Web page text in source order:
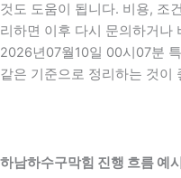
것도 도움이 됩니다. 비용, 조
리하면 이후 다시 문의하거나
2026년07월10일 00시07분
같은 기준으로 정리하는 것이
하남하수구막힘 진행 흐름